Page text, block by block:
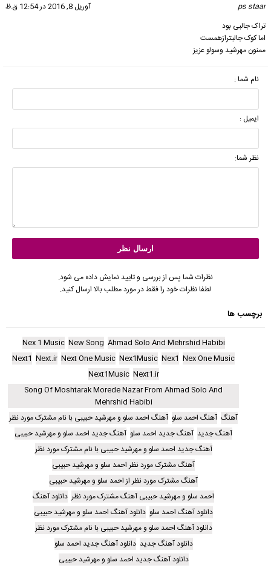
ps staar
آوریل 8, 2016 در 12:54 ق.ظ
تراک جالبی بود
اما کوک جالبترازهمست
ممنون مهرشید وسولو عزیز
نام شما :
ایمیل :
نظر شما:
نظرات شما پس از بررسی و تایید نمایش داده می شود.
لطفا نظرات خود را فقط در مورد مطلب بالا ارسال کنید.
برچسب ها
Ahmad Solo And Mehrshid Habibi
New Song
Nex 1 Music
Nex One Music
Nex1
Nex1Music
Next One Music
Next.ir
Next1
Next1.ir
Next1Music
Song Of Moshtarak Morede Nazar From Ahmad Solo And
Mehrshid Habibi
آهنگ آهنگ احمد سلو آهنگ احمد سلو و مهرشید حبیبی با نام مشترک مورد نظر
آهنگ جدید آهنگ جدید احمد سلو آهنگ جدید احمد سلو و مهرشید حبیبی
آهنگ جدید احمد سلو و مهرشید حبیبی با نام مشترک مورد نظر
آهنگ مشترک مورد نظر احمد سلو و مهرشید حبیبی
آهنگ مشترک مورد نظر از احمد سلو و مهرشید حبیبی
احمد سلو و مهرشید حبیبی آهنگ مشترک مورد نظر دانلود آهنگ
دانلود آهنگ احمد سلو دانلود آهنگ احمد سلو و مهرشید حبیبی
دانلود آهنگ احمد سلو و مهرشید حبیبی با نام مشترک مورد نظر
دانلود آهنگ جدید دانلود آهنگ جدید احمد سلو
دانلود آهنگ جدید احمد سلو و مهرشید حبیبی